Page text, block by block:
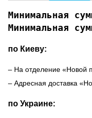
Минимальная
Минимальная
по Киеву:
– На отделение «Новой
– Адресная доставка
по Украине: